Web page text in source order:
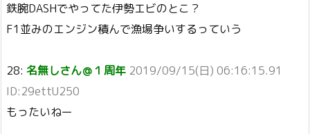
鉄腕DASHでやってた伊勢エビのとこ？
F1並みのエンジン積んで漁場争いするっていう
28: 名無しさん＠１周年 2019/09/15(日) 06:16:15.91
ID:29ettU250
もったいねー